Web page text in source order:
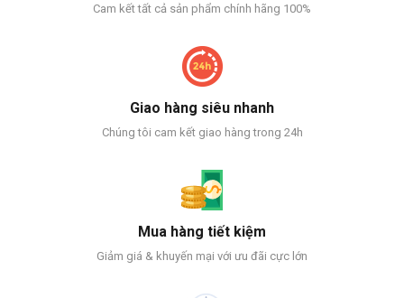
Cam kết tất cả sản phẩm chính hãng 100%
Giao hàng siêu nhanh
Chúng tôi cam kết giao hàng trong 24h
Mua hàng tiết kiệm
Giảm giá & khuyến mại với ưu đãi cực lớn